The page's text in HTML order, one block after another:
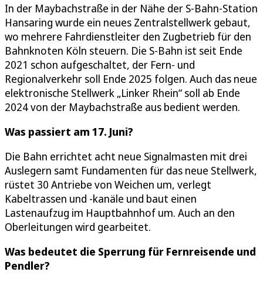
In der Maybachstraße in der Nähe der S-Bahn-Station
Hansaring wurde ein neues Zentralstellwerk gebaut,
wo mehrere Fahrdienstleiter den Zugbetrieb für den
Bahnknoten Köln steuern. Die S-Bahn ist seit Ende
2021 schon aufgeschaltet, der Fern- und
Regionalverkehr soll Ende 2025 folgen. Auch das neue
elektronische Stellwerk „Linker Rhein“ soll ab Ende
2024 von der Maybachstraße aus bedient werden.
Was passiert am 17. Juni?
Die Bahn errichtet acht neue Signalmasten mit drei
Auslegern samt Fundamenten für das neue Stellwerk,
rüstet 30 Antriebe von Weichen um, verlegt
Kabeltrassen und -kanäle und baut einen
Lastenaufzug im Hauptbahnhof um. Auch an den
Oberleitungen wird gearbeitet.
Was bedeutet die Sperrung für Fernreisende und
Pendler?